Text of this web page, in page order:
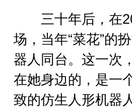
三十年后，在
场，当年“菜花”的
器人同台。这一次
在她身边的，是一
致的仿生人形机器